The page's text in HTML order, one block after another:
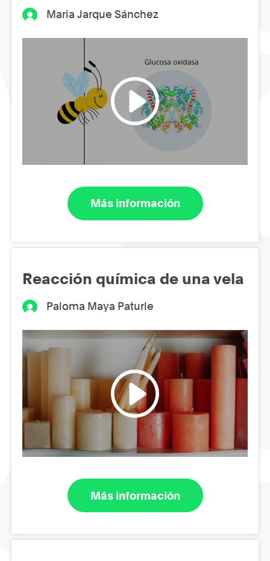
Maria Jarque Sánchez
Más información
Reacción química de una vela
Paloma Maya Paturle
Más información